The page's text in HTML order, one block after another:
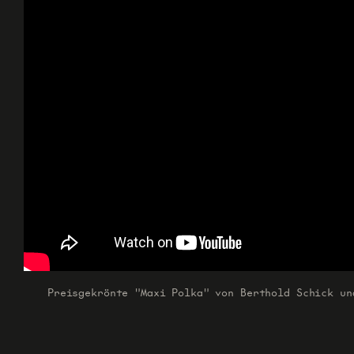
Preisgekrönte "Maxi Polka" von Berthold Schick